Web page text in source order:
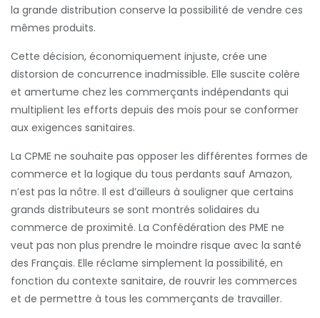
la grande distribution conserve la possibilité de vendre ces
mêmes produits.
Cette décision, économiquement injuste, crée une
distorsion de concurrence inadmissible. Elle suscite colère
et amertume chez les commerçants indépendants qui
multiplient les efforts depuis des mois pour se conformer
aux exigences sanitaires.
La CPME ne souhaite pas opposer les différentes formes de
commerce et la logique du tous perdants sauf Amazon,
n’est pas la nôtre. Il est d’ailleurs à souligner que certains
grands distributeurs se sont montrés solidaires du
commerce de proximité. La Confédération des PME ne
veut pas non plus prendre le moindre risque avec la santé
des Français. Elle réclame simplement la possibilité, en
fonction du contexte sanitaire, de rouvrir les commerces
et de permettre à tous les commerçants de travailler.